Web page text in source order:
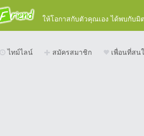
ให้โอกาสกับตัวคุณเอง ได้พบกับ
ไทม์ไลน์ สมัครสมาชิก เพื่อนที่สน